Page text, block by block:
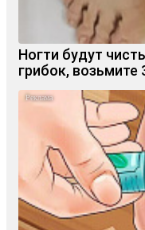
Ногти будут
грибок, возьмите